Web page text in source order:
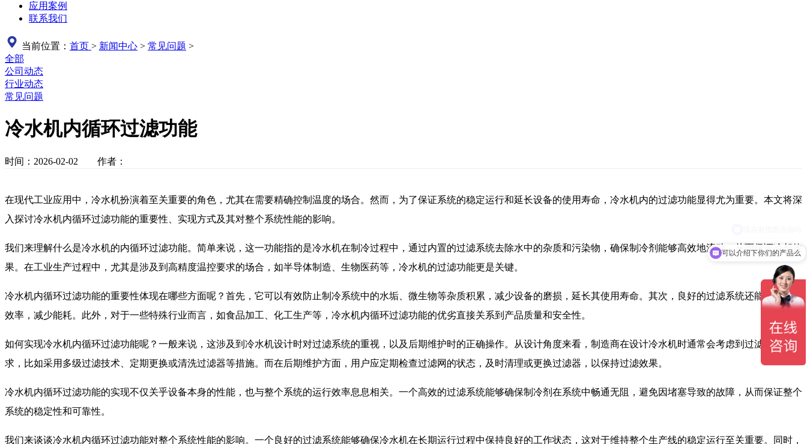
应用案例
联系我们
当前位置： 首页 > 新闻中心 > 常见问题 >
全部
公司动态
行业动态
常见问题
冷水机内循环过滤功能
时间：2026-02-02 作者：
在现代工业应用中，冷水机扮演着至关重要的角色，尤其在需要精确控制温度的场合。然而，为了保证系统的稳定运行和延长设备的使用寿命，冷水机内的过滤功能显得尤为重要。本文将深
入探讨冷水机内循环过滤功能的重要性、实现方式及其对整个系统性能的影响。
我们来理解什么是冷水机的内循环过滤功能。简单来说，这一功能指的是冷水机在制冷过程中，通过内置的过滤系统去除水中的杂质和污染物，确保制冷剂能够高效地流动，从而保证冷却效
果。在工业生产过程中，尤其是涉及到高精度温控要求的场合，如半导体制造、生物医药等，冷水机的过滤功能更是关键。
冷水机内循环过滤功能的重要性体现在哪些方面呢？首先，它可以有效防止制冷系统中的水垢、微生物等杂质积累，减少设备的磨损，延长其使用寿命。其次，良好的过滤系统还能提高制冷
效率，减少能耗。此外，对于一些特殊行业而言，如食品加工、化工生产等，冷水机内循环过滤功能的优劣直接关系到产品质量和安全性。
如何实现冷水机内循环过滤功能呢？一般来说，这涉及到冷水机设计时对过滤系统的重视，以及后期维护时的正确操作。从设计角度来看，制造商在设计冷水机时通常会考虑到过滤系统的需
求，比如采用多级过滤技术、定期更换或清洗过滤器等措施。而在后期维护方面，用户应定期检查过滤网的状态，及时清理或更换过滤器，以保持过滤效果。
冷水机内循环过滤功能的实现不仅关乎设备本身的性能，也与整个系统的运行效率息息相关。一个高效的过滤系统能够确保制冷剂在系统中畅通无阻，避免因堵塞导致的故障，从而保证整个
系统的稳定性和可靠性。
我们来谈谈冷水机内循环过滤功能对整个系统性能的影响。一个良好的过滤系统能够确保冷水机在长期运行过程中保持良好的工作状态，这对于维持整个生产线的稳定运行至关重要。同时，
可以介绍下你们的产品么